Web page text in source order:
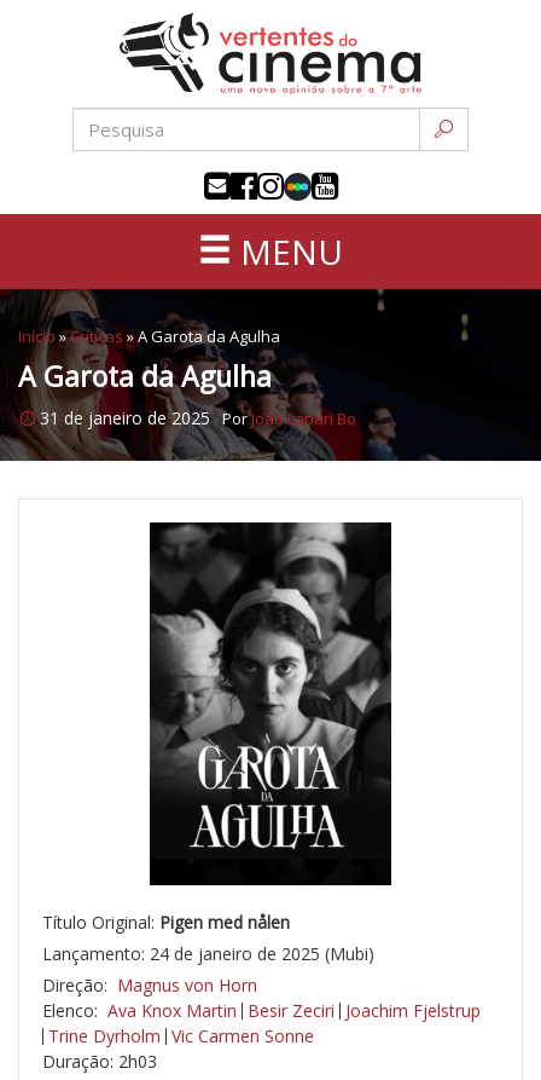
conteúdo
sétima
MENU
Início »Críticas »A Garota da Agulha
A Garota da Agulha
31 de janeiro de 2025 PorJoão Lanari Bo
Título Original: Pigen med nålen
Lançamento: 24 de janeiro de 2025 (Mubi)
Direção: Magnus von Horn
Elenco: Ava Knox Martin Besir Zeciri Joachim Fjelstrup
Trine Dyrholm Vic Carmen Sonne
Duração: 2h03